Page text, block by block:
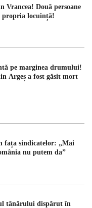
Vrancea! Două persoane
propria locuință!
pe marginea drumului!
Argeș a fost găsit mort
fața sindicatelor: „Mai
nu putem da”
tânărului dispărut în